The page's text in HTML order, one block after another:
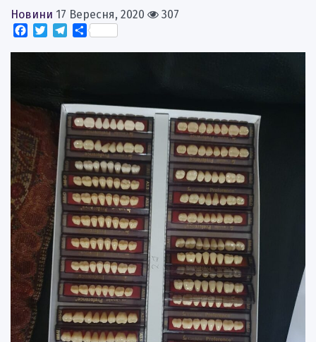
Новини 17 Вересня, 2020
307
Facebook
TwitterTelegram
Поділитися